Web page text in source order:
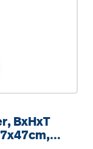
BxHxT